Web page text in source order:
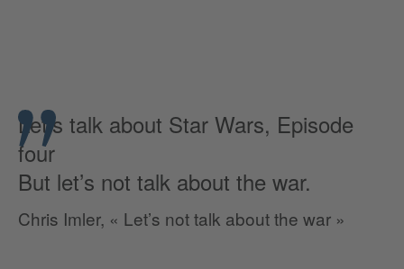
Let’s talk about Star Wars, Episode
four
But let’s not talk about the war.
Chris Imler, « Let’s not talk about the war »